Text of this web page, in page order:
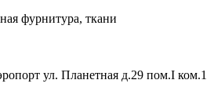
фурнитура, ткани
ул. Планетная д.29 пом.I ком.1